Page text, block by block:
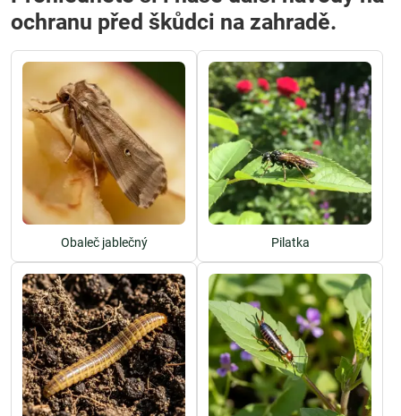
ochranu před škůdci na zahradě.
Obaleč jablečný Pilatka